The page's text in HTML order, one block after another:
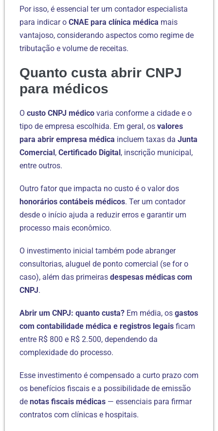
Por isso, é essencial ter um contador especialista
para indicar o CNAE para clínica médica mais
vantajoso, considerando aspectos como regime de
tributação e volume de receitas.
Quanto custa abrir CNPJ
para médicos
O custo CNPJ médico varia conforme a cidade e o
tipo de empresa escolhida. Em geral, os valores
para abrir empresa médica incluem taxas da Junta
Comercial , Certificado Digital , inscrição municipal,
entre outros.
Outro fator que impacta no custo é o valor dos
honorários contábeis médicos. Ter um contador
desde o início ajuda a reduzir erros e garantir um
processo mais econômico.
O investimento inicial também pode abranger
consultorias, aluguel de ponto comercial (se for o
caso), além das primeiras despesas médicas com
CNPJ.
Abrir um CNPJ: quanto custa? Em média, os gastos
com contabilidade médica e registros legais ficam
entre R$ 800 e R$ 2.500, dependendo da
complexidade do processo.
Esse investimento é compensado a curto prazo com
os benefícios fiscais e a possibilidade de emissão
de notas fiscais médicas — essenciais para firmar
contratos com clínicas e hospitais.